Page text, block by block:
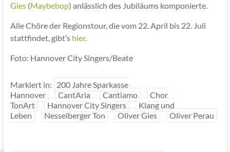
Gies(Maybebop) anlässlich des Jubiläums komponierte.
Alle Chöre der Regionstour, die vom 22. April bis 22. Juli
stattfindet, gibt’s hier.
Foto: Hannover City Singers/Beate
Markiert in: 200 Jahre Sparkasse
Hannover
CantAria Cantiamo
Chor
TonArt
Hannover City Singers
Klang und
Leben
Nesselberger Ton Oliver Gies Oliver Perau